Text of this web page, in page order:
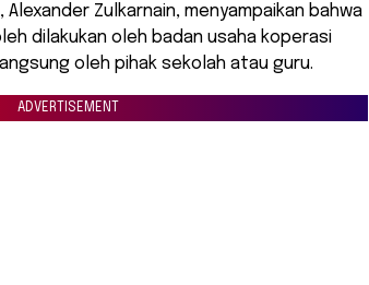
Alexander Zulkarnain, menyampaikan bahwa
dilakukan oleh badan usaha koperasi
oleh pihak sekolah atau guru.
ADVERTISEMENT